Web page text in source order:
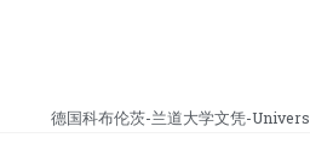
德国科布伦茨-兰道大学文凭-